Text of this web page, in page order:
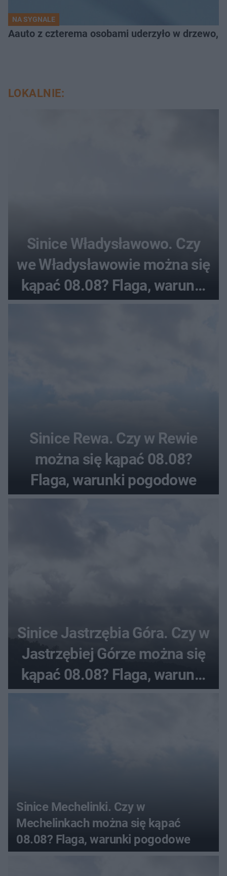
NA SYGNALE
Aauto z czterema osobami uderzyło w drzewo,
LOKALNIE:
Sinice Władysławowo. Czy
we Władysławowie można się
kąpać 08.08? Flaga, warunki
pogodowe
Sinice Rewa. Czy w Rewie
można się kąpać 08.08?
Flaga, warunki pogodowe
Sinice Jastrzębia Góra. Czy w
Jastrzębiej Górze można się
kąpać 08.08? Flaga, warunki
pogodowe
Sinice Mechelinki. Czy w
Mechelinkach można się kąpać
08.08? Flaga, warunki pogodowe